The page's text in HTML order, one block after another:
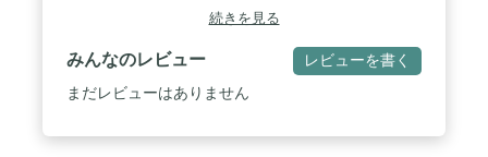
酸2Ca、ヒドロキシアパタイト、ローズマリー葉エ
キス、カミツレ花エキス、ラベンダー花エキス、ヒ
アルロン酸Na、スクワラン、エタノール、水、メチ
ルパラベン、プロピルパラベン、(+/-)酸化チタン、
水酸化Al、ステアリン酸、酸化鉄、赤226 / スキン
続きを見る
みんなのレビュー レビューを書く
まだレビューはありません